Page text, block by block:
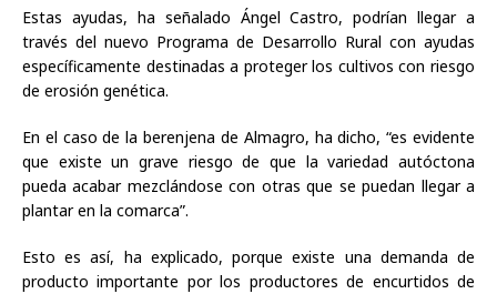
Estas ayudas, ha señalado Ángel Castro, podrían llegar a
través del nuevo Programa de Desarrollo Rural con ayudas
específicamente destinadas a proteger los cultivos con riesgo
de erosión genética.
En el caso de la berenjena de Almagro, ha dicho, “es evidente
que existe un grave riesgo de que la variedad autóctona
pueda acabar mezclándose con otras que se puedan llegar a
plantar en la comarca”.
Esto es así, ha explicado, porque existe una demanda de
producto importante por los productores de encurtidos de